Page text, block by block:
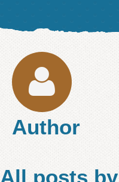
Author
All posts by